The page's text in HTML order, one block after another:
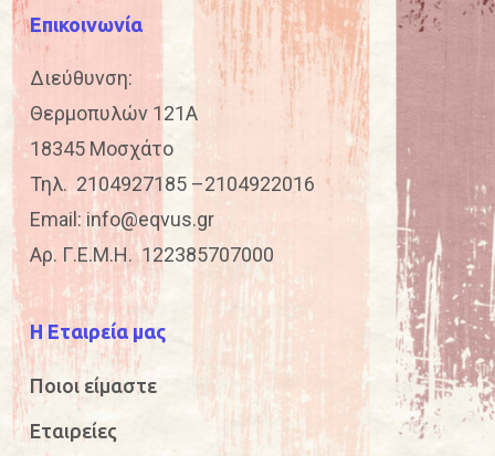
Επικοινωνία
Διεύθυνση:
Θερμοπυλών 121Α
18345 Μοσχάτο
Τηλ. 2104927185–2104922016
Email: info@eqvus.gr
Αρ. Γ.Ε.Μ.Η. 122385707000
Η Εταιρεία μας
Ποιοι είμαστε
Εταιρείες